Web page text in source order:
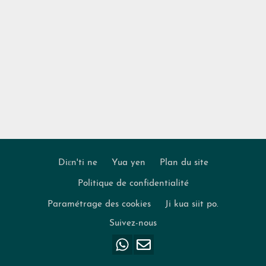
Diɛn'ti ne Yua yen Plan du site
Politique de confidentialité
Paramétrage des cookies
Ji kua siit po.
Suivez-nous